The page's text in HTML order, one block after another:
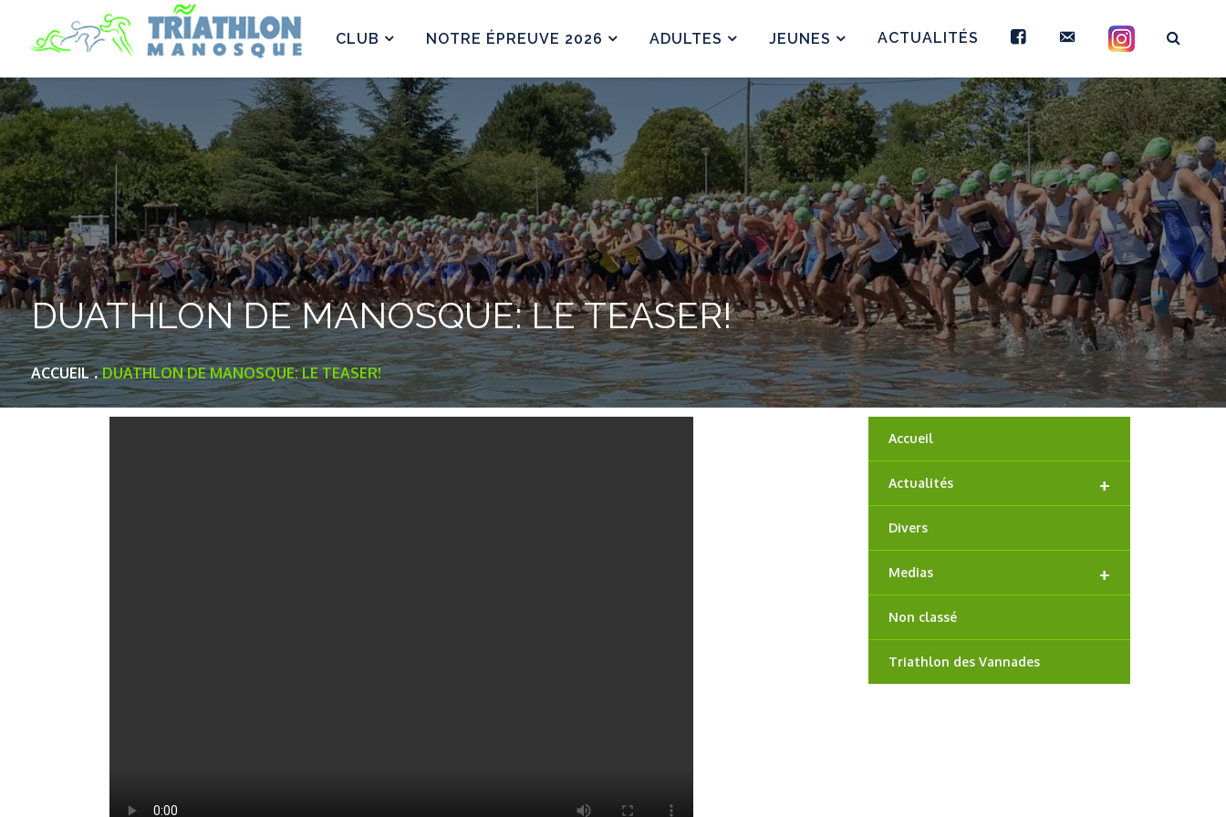
content
CLUB NOTRE ÉPREUVE 2026 ADULTES JEUNES ACTUALITÉS FB CONTACTINSTAGRAM
DUATHLON DE MANOSQUE: LE TEASER!
ACCUEIL DUATHLON DE MANOSQUE: LE TEASER!
Accueil
+
Actualités
Divers
+
Medias
Non classé
Triathlon des Vannades